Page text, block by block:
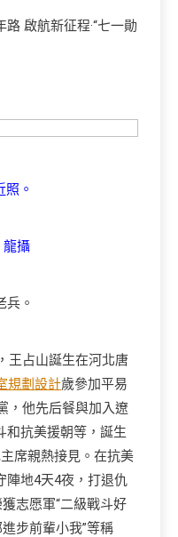
啟航新征程·“七一勛
。
攝
。
占山誕生在河北唐
規劃設計歲參加平易
，他先后餐與加入遼
和抗美援朝等，誕生
席親熱接見。在抗美
陣地4天4夜，打退仇
志愿軍“二級戰斗好
步前輩小我”等稱